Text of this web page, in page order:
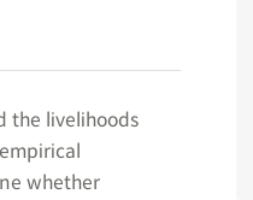
the livelihoods
whether